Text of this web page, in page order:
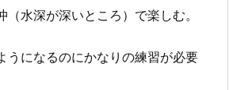
水深が深いところ）で楽しむ。
うになるのにかなりの練習が必要